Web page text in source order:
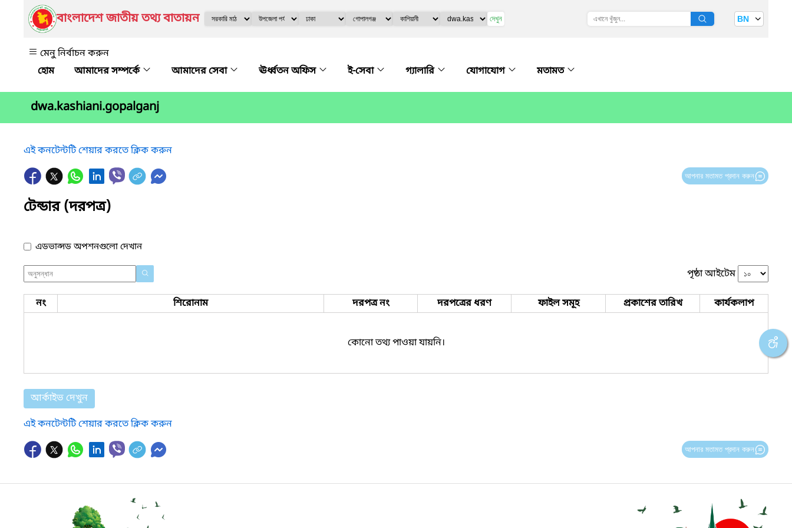
বাংলাদেশ জাতীয় তথ্য বাতায়ন দেখুন BN
মেনু নির্বাচন করুন
আমাদের সম্পর্কে
আমাদের সেবা ঊর্ধ্বতন অফিস ই-সেবা গ্যালারি যোগাযোগ মতামত
dwa.kashiani.gopalganj
এই কনটেন্টটি শেয়ার করতে ক্লিক করুন
আপনার মতামত প্রদান করুন
টেন্ডার (দরপত্র)
এডভান্সড অপশনগুলো দেখান
পৃষ্ঠা আইটেম
নং শিরোনাম দরপত্র নং দরপত্রের ধরণ ফাইল সমূহ প্রকাশের তারিখ কার্যকলাপ
কোনো তথ্য পাওয়া যায়নি।
আর্কাইভ দেখুন
এই কনটেন্টটি শেয়ার করতে ক্লিক করুন
আপনার মতামত প্রদান করুন